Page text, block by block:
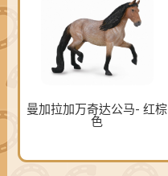
曼加拉加万奇达公马- 红棕
色